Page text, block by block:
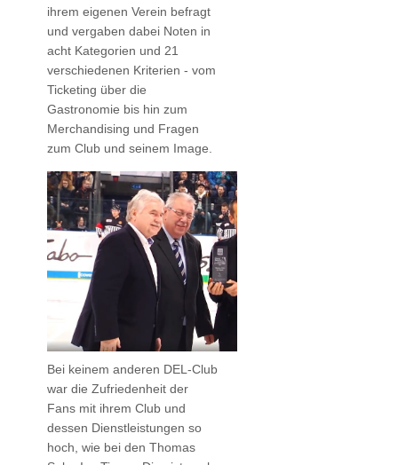
ihrem eigenen Verein befragt
und vergaben dabei Noten in
acht Kategorien und 21
verschiedenen Kriterien - vom
Ticketing über die
Gastronomie bis hin zum
Merchandising und Fragen
zum Club und seinem Image.
Bei keinem anderen DEL-Club
war die Zufriedenheit der
Fans mit ihrem Club und
dessen Dienstleistungen so
hoch, wie bei den Thomas